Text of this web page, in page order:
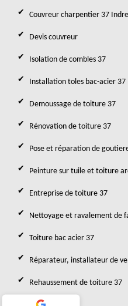
Couvreur charpentier 37
Devis couvreur
Isolation de combles 37
Installation toles bac-acier 37
Demoussage de toiture 37
Rénovation de toiture 37
Pose et réparation de
Peinture sur tuile et toiture
Entreprise de toiture 37
Nettoyage et ravalement de
Toiture bac acier 37
Réparateur, installateur de
Rehaussement de toiture 37